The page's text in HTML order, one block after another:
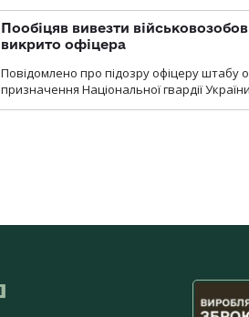
Пообіцяв вивезти
викрито офіцера
Повідомлено про підозру офіцеру штабу
призначення Національної гвардії